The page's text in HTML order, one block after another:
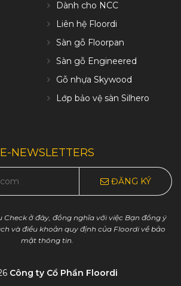
Dành cho NCC
Liên hệ Floordi
Sàn gỗ Floorpan
Sàn gỗ Engineered
Gỗ nhựa Skywood
Lớp bảo vệ sàn Silhero
E-NEWSLETTERS
ĐĂNG KÝ
ở đây, đồng nghĩa với việc Bạn đồng ý
và điều khoản quy định của Floordi về bảo
mật thông tin.
Công ty Cổ Phần Floordi